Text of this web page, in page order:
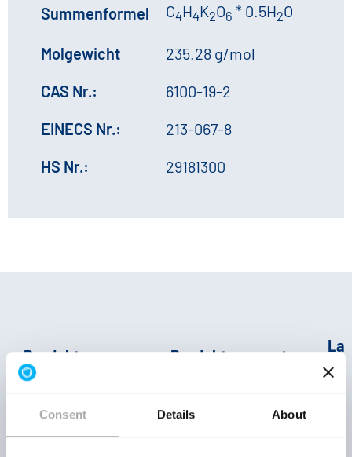
Consent Details About
Summenformel C4H4K2O6 * 0.5H2O
Molgewicht
235.28 g/mol
CAS Nr.:
6100-19-2
EINECS Nr.:
213-067-8
HS Nr.:
29181300
Produktnummer Produktparameter
|
Kristalle